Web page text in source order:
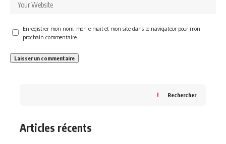
Enregistrer mon nom, mon e-mail et mon site dans le navigateur pour mon
prochain commentaire.
Rechercher
Articles récents